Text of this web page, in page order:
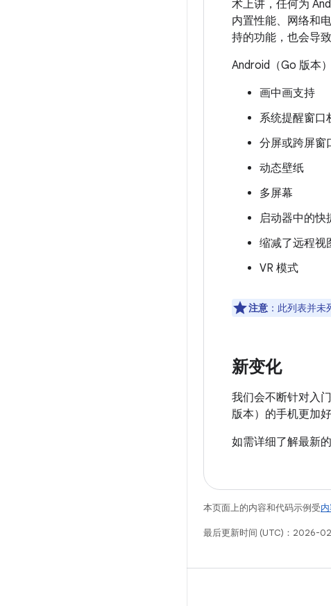
术上讲，任何为
内置性能、网络和
持的功能，也会导
Android（Go 版本
画中画支持
系统提醒窗口
分屏或跨屏窗
动态壁纸
多屏幕
启动器中的快
缩减了远程视
VR 模式
注意 ：此列表并
新变化
我们会不断针对入
版本）的手机更加好
如需详细了解最新
本页面上的内容和代码示例受
最后更新时间 (UTC)：2026-